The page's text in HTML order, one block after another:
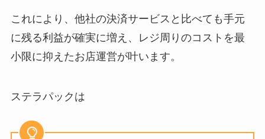
これにより、他社の決済サービスと比べても手元
に残る利益が確実に増え、レジ周りのコストを最
小限に抑えたお店運営が叶います。
ステラパックは